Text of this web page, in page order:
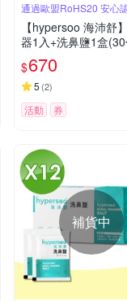
通過歐盟RoHS20 安心
【hypersoo 海沛舒
器1入+洗鼻鹽1盒
$670
5 (2)
活動 券
補貨中